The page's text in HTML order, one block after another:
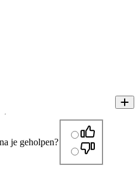
je geholpen?